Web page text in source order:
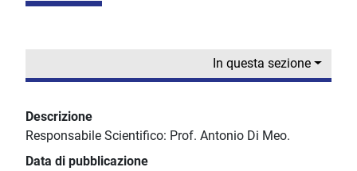
In questa sezione
Descrizione
Responsabile Scientifico: Prof. Antonio Di Meo.
Data di pubblicazione